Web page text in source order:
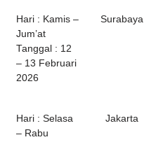
Hari : Kamis –
Jum’at
Tanggal : 12
– 13 Februari
2026
Surabaya
Hari : Selasa
– Rabu
Jakarta